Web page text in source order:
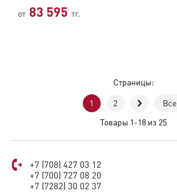
от 83 595 тг.
Страницы:
1 2 Все
Товары 1-18 из 25
+7 (708) 427 03 12
+7 (700) 727 08 20
+7 (7282) 30 02 37